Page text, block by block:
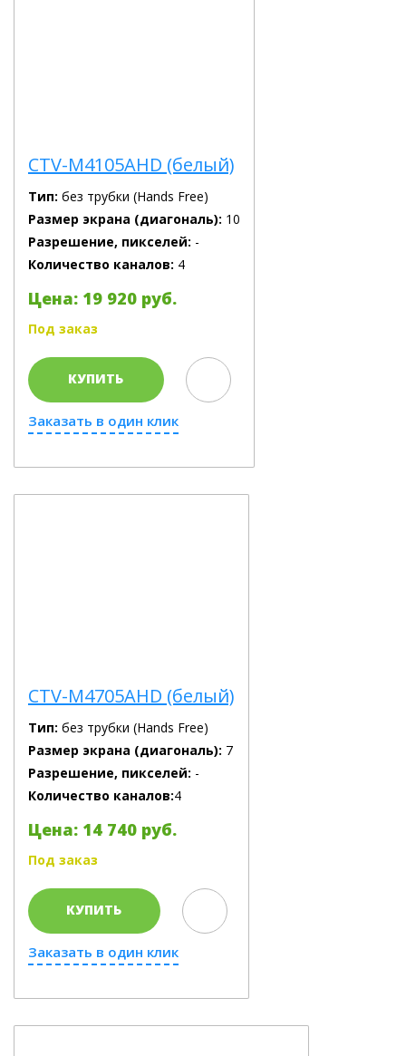
CTV-M4105AHD (белый)
Тип: без трубки (Hands Free)
Размер экрана (диагональ): 10
Разрешение, пикселей: -
Количество каналов: 4
Цена: 19 920 руб.
Под заказ
КУПИТЬ
Заказать в один клик
CTV-M4705AHD (белый)
Тип: без трубки (Hands Free)
Размер экрана (диагональ): 7
Разрешение, пикселей: -
Количество каналов:4
Цена: 14 740 руб.
Под заказ
КУПИТЬ
Заказать в один клик